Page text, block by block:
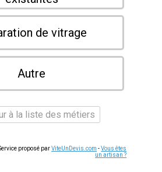
de vitrage
Autre
à la liste des métiers
proposé parViteUnDevis.com -Vous êtes
un artisan ?